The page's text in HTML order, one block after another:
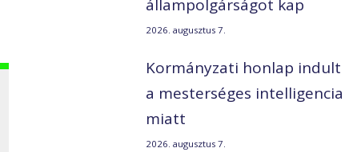
állampolgárságot kap
2026. augusztus 7.
Kormányzati honlap indult
a mesterséges intelligencia
miatt
2026. augusztus 7.